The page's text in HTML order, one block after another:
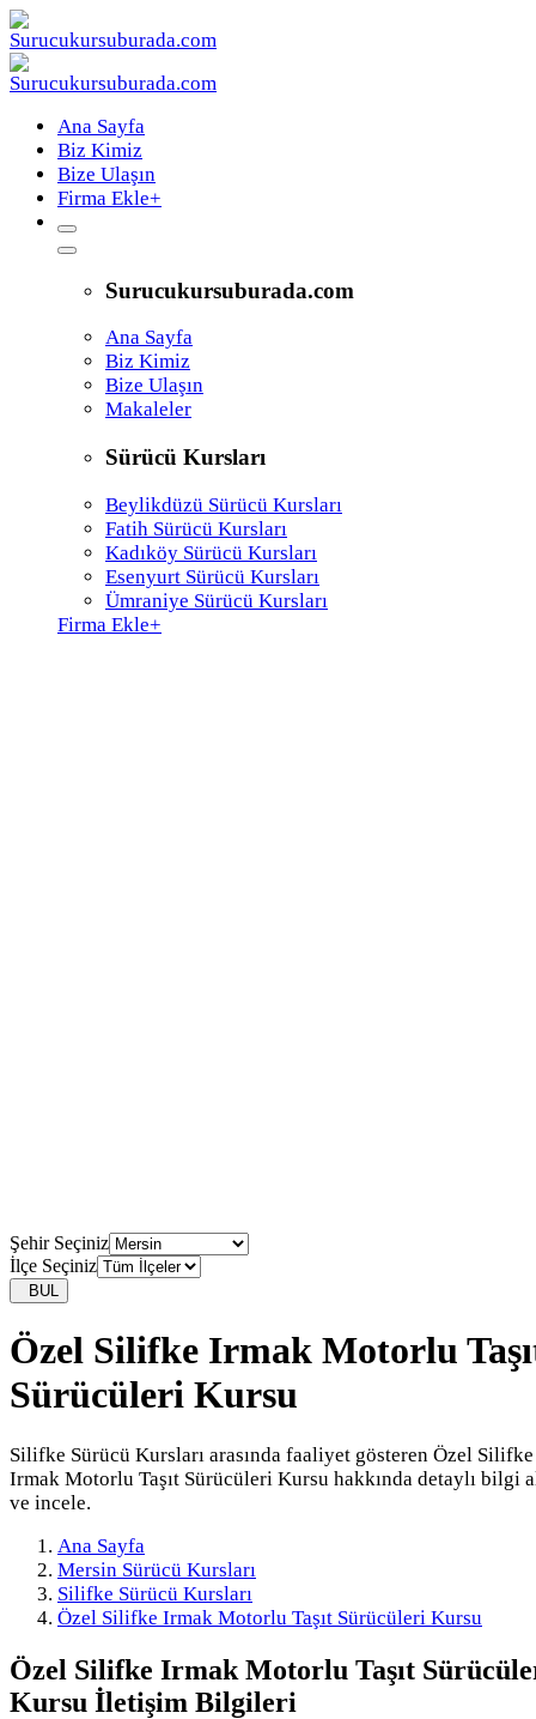
Ana Sayfa
Biz Kimiz
Bize Ulaşın
Firma Ekle+
Surucukursuburada.com
Ana Sayfa
Biz Kimiz
Bize Ulaşın
Makaleler
Sürücü Kursları
Beylikdüzü Sürücü Kursları
Fatih Sürücü Kursları
Kadıköy Sürücü Kursları
Esenyurt Sürücü Kursları
Ümraniye Sürücü Kursları
Firma Ekle+
Şehir Seçiniz
İlçe Seçiniz
BUL
Özel Silifke Irmak Motorlu
Sürücüleri Kursu
Silifke Sürücü Kursları arasında faaliyet gösteren Özel Silifke
Irmak Motorlu Taşıt Sürücüleri Kursu hakkında detaylı bilgi
ve incele.
Ana Sayfa
Mersin Sürücü Kursları
Silifke Sürücü Kursları
Özel Silifke Irmak Motorlu Taşıt Sürücüleri Kursu
Özel Silifke Irmak Motorlu Taşıt
Kursu İletişim Bilgileri